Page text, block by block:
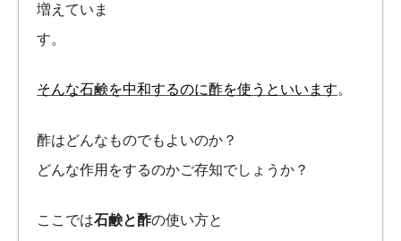
増えていま
す。
そんな石鹸を中和するのに酢を使うといいます。
酢はどんなものでもよいのか？
どんな作用をするのかご存知でしょうか？
ここでは石鹸と酢の使い方と